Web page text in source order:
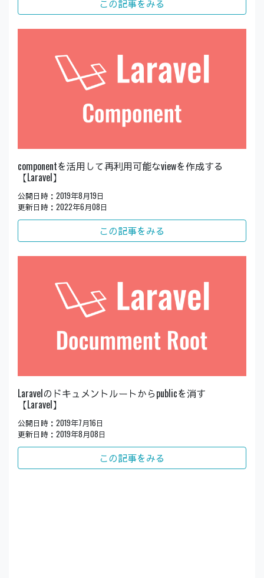
この記事をみる
componentを活用して再利用可能なviewを作成する
【Laravel】
公開日時：2019年8月19日
更新日時：2022年6月08日
この記事をみる
Laravelのドキュメントルートからpublicを消す
【Laravel】
公開日時：2019年7月16日
更新日時：2019年8月08日
この記事をみる